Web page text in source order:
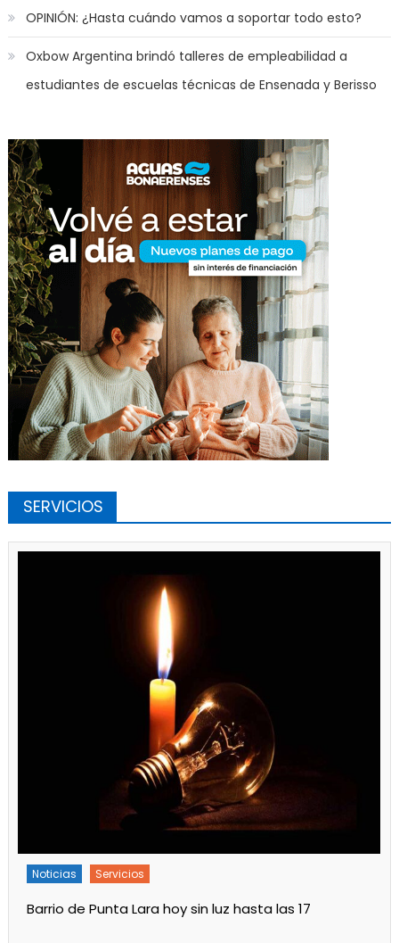
OPINIÓN: ¿Hasta cuándo vamos a soportar todo esto?
Oxbow Argentina brindó talleres de empleabilidad a
estudiantes de escuelas técnicas de Ensenada y Berisso
SERVICIOS
Noticias Servicios
Turnos de Farmacias de Julio 2026 en Ensenada